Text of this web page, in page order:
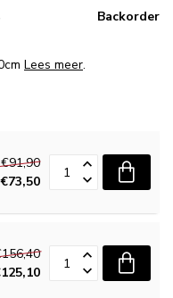
Backorder
Lees meer.
€91,90
€73,50